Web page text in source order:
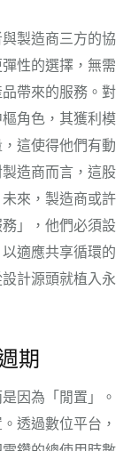
製造商三方的協
性的選擇，無需
帶來的服務。對
角色，其獲利模
這使得他們有動
造商而言，這股
來，製造商或許
」，他們必須設
適應共享循環的
計源頭就植入永
期
因為「閒置」。
透過數位平台，